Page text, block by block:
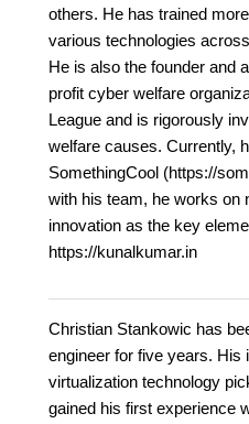
others. He has trained
various technologies
He is also the founder and
profit cyber welfare
League and is rigorously
welfare causes. Currently,
SomethingCool (https://
with his team, he works on
innovation as the key
https://kunalkumar.in
Christian Stankowic has
engineer for five years. His
virtualization technology
gained his first experience